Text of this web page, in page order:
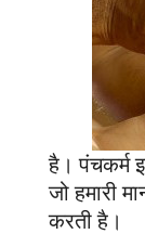
है। पंचकर्म
जो हमारी
करती है।